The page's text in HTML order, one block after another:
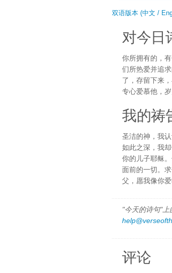
双语版本 (中文 /
对今日
你所拥有的，
们所热爱并追
了，存留下来
专心爱慕他，
我的祷
圣洁的神，我
如此之深，我
你的儿子耶稣
面前的一切。
父，愿我像你
"今天的诗句"
评论